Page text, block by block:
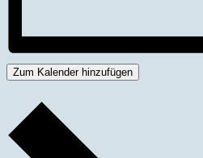
Zum Kalender hinzufügen